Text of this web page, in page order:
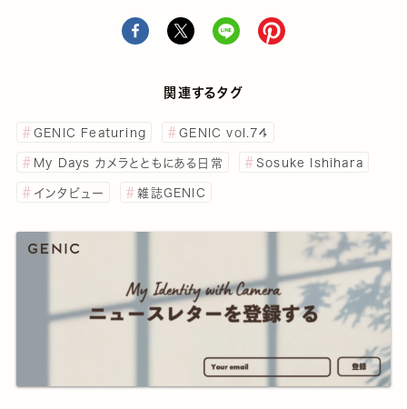
関連するタグ
GENIC Featuring GENIC vol.74
My Days カメラとともにある日常 Sosuke Ishihara
インタビュー 雑誌GENIC